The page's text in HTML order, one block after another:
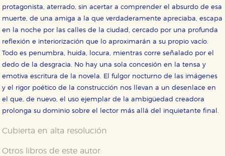
protagonista, aterrado, sin acertar a comprender el absurdo de esa
muerte, de una amiga a la que verdaderamente apreciaba, escapa
en la noche por las calles de la ciudad, cercado por una profunda
reflexión e interiorización que lo aproximarán a su propio vacío.
Todo es penumbra, huida, locura, mientras corre señalado por el
dedo de la desgracia. No hay una sola concesión en la tensa y
emotiva escritura de la novela. El fulgor nocturno de las imágenes
y el rigor poético de la construcción nos llevan a un desenlace en
el que, de nuevo, el uso ejemplar de la ambigüedad creadora
prolonga su dominio sobre el lector más allá del inquietante final.
Cubierta en alta resolución
Otros libros de este autor: